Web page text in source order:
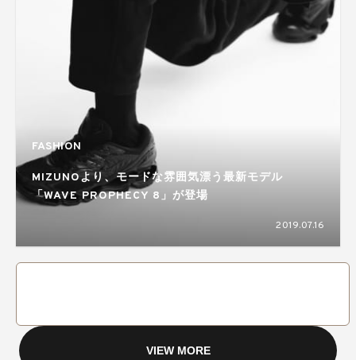
FASHION
MIZUNOより、モードな雰囲気漂う最新モデル
「WAVE PROPHECY 8」が登場
2019.07.16
VIEW MORE